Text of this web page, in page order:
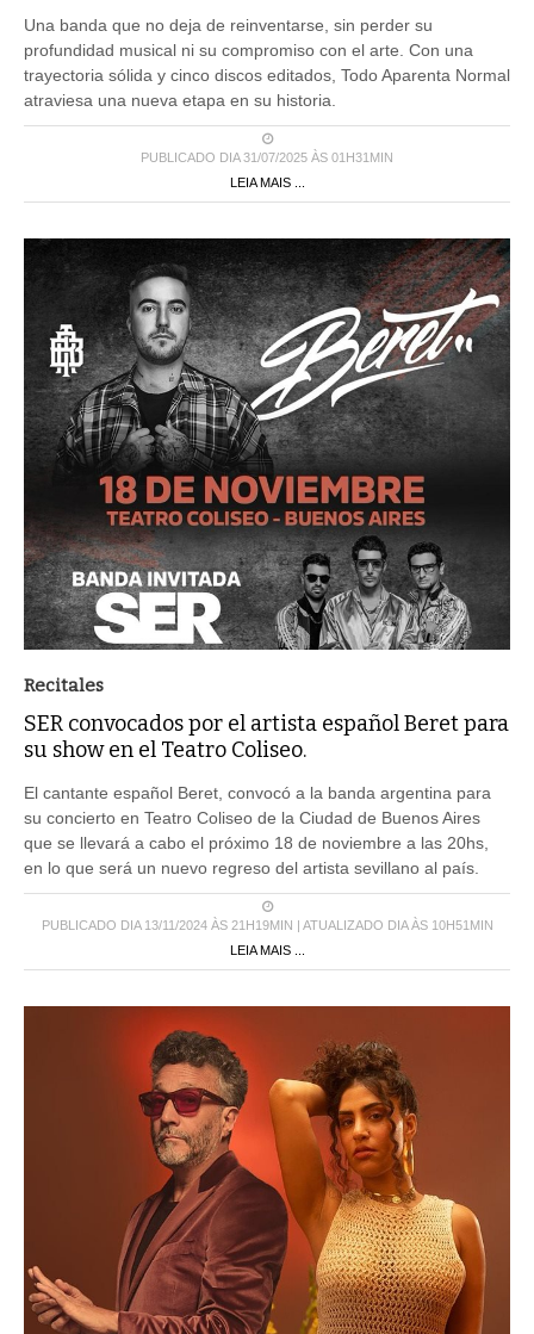
Una banda que no deja de reinventarse, sin perder su
profundidad musical ni su compromiso con el arte. Con una
trayectoria sólida y cinco discos editados, Todo Aparenta Normal
atraviesa una nueva etapa en su historia.
PUBLICADO DIA 31/07/2025 ÀS 01H31MIN
LEIA MAIS ...
Recitales
SER convocados por el artista español Beret para
su show en el Teatro Coliseo.
El cantante español Beret, convocó a la banda argentina para
su concierto en Teatro Coliseo de la Ciudad de Buenos Aires
que se llevará a cabo el próximo 18 de noviembre a las 20hs,
en lo que será un nuevo regreso del artista sevillano al país.
PUBLICADO DIA 13/11/2024 ÀS 21H19MIN | ATUALIZADO DIA ÀS 10H51MIN
LEIA MAIS ...